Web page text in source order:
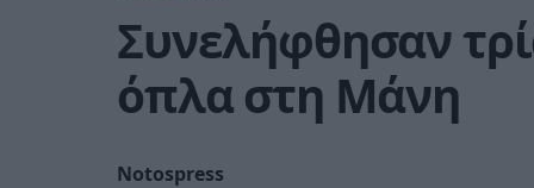
Συνελήφθησαν
όπλα στη Mάνη
Notospress